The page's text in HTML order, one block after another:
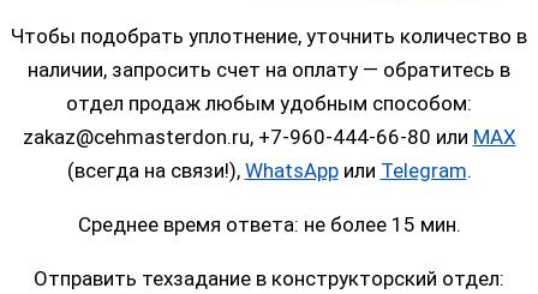
Чтобы подобрать уплотнение, уточнить количество в
наличии, запросить счет на оплату — обратитесь в
отдел продаж любым удобным способом:
zakaz@cehmasterdon.ru, +7-960-444-66-80 или MAX
(всегда на связи!), WhatsAppили Telegram.
Среднее время ответа: не более 15 мин.
Отправить техзадание в конструкторский отдел: